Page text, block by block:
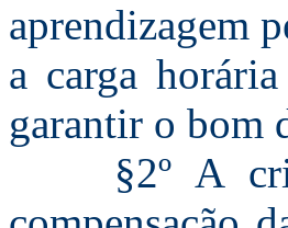
aprendizagem
a carga
garantir o bom
§2º A